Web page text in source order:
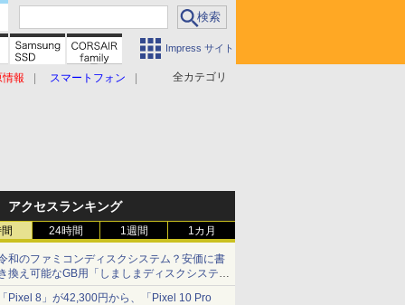
Impress サイト
全カテゴリ
情報 スマートフォン
アクセスランキング
24時間 1週間 1カ月
和のファミコンディスクシステム？安価に書
換え可能なGB用「しましまディスクシステ
」
Pixel 8」が42,300円から、「Pixel 10 Pro